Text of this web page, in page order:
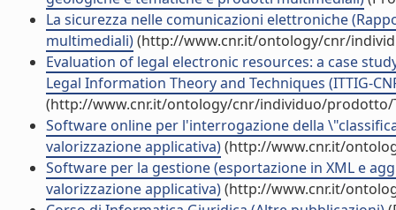
La sicurezza nelle comunicazioni elettroniche
multimediali)(http://www.cnr.it/ontology/cnr/
Evaluation of legal electronic resources: a case
Legal Information Theory and Techniques (ITTIG-
(http://www.cnr.it/ontology/cnr/individuo/prodotto/
Software online per l'interrogazione della
valorizzazione applicativa)(http://www.cnr.it/
Software per la gestione (esportazione in XML e
valorizzazione applicativa)(http://www.cnr.it/